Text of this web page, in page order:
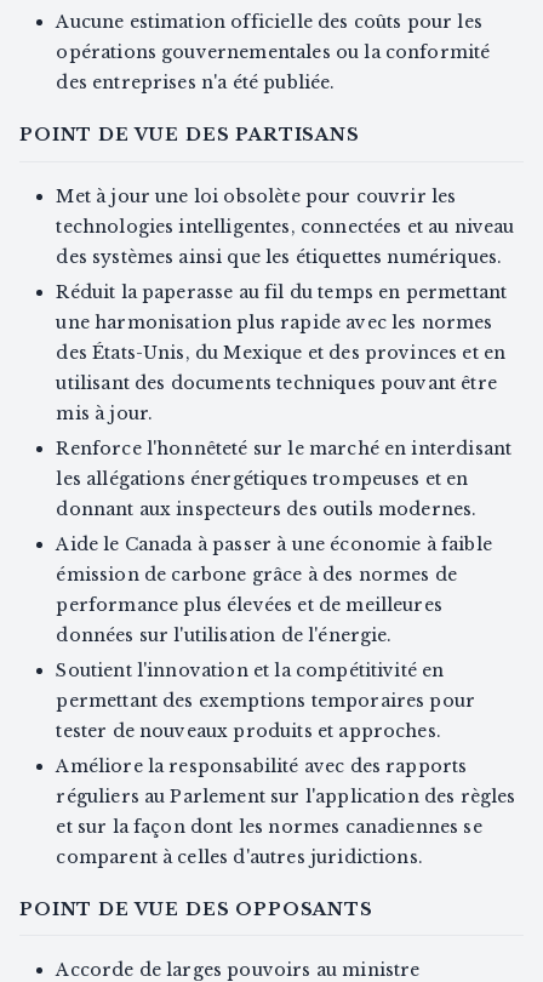
Aucune estimation officielle des coûts pour les
opérations gouvernementales ou la conformité
des entreprises n'a été publiée.
POINT DE VUE DES PARTISANS
Met à jour une loi obsolète pour couvrir les
technologies intelligentes, connectées et au niveau
des systèmes ainsi que les étiquettes numériques.
Réduit la paperasse au fil du temps en permettant
une harmonisation plus rapide avec les normes
des États-Unis, du Mexique et des provinces et en
utilisant des documents techniques pouvant être
mis à jour.
Renforce l'honnêteté sur le marché en interdisant
les allégations énergétiques trompeuses et en
donnant aux inspecteurs des outils modernes.
Aide le Canada à passer à une économie à faible
émission de carbone grâce à des normes de
performance plus élevées et de meilleures
données sur l'utilisation de l'énergie.
Soutient l'innovation et la compétitivité en
permettant des exemptions temporaires pour
tester de nouveaux produits et approches.
Améliore la responsabilité avec des rapports
réguliers au Parlement sur l'application des règles
et sur la façon dont les normes canadiennes se
comparent à celles d'autres juridictions.
POINT DE VUE DES OPPOSANTS
Accorde de larges pouvoirs au ministre